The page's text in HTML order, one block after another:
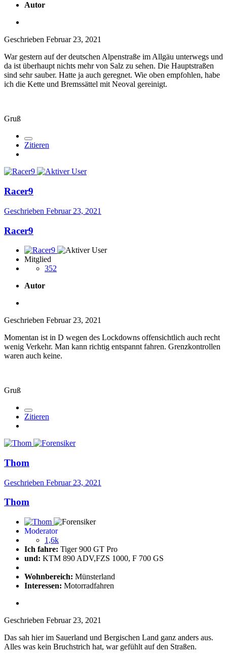
Autor
Geschrieben Februar 23, 2021
War gestern auf der deutschen Alpenstraße im Allgäu unterwegs und
da ist überhaupt nichts mehr von Salz zu sehen. Die Hauptstraßen
sind sehr sauber. Hatte ja auch geregnet. Wie oben empfohlen, habe
ich die Kette und Bremssättel mit Neoval gereinigt.
Gruß
Zitieren
Racer9
Geschrieben Februar 23, 2021
Racer9
Mitglied
352
Autor
Geschrieben Februar 23, 2021
Momentan ist in D wegen des Lockdowns offensichtlich auch recht
wenig Verkehr. Man kann richtig entspannt fahren. Grenzkontrollen
waren auch keine.
Gruß
Zitieren
Thom
Geschrieben Februar 23, 2021
Thom
Moderator
1,6k
Ich fahre: Tiger 900 GT Pro
und: KTM 890 ADV,FZS 1000, F 700 GS
Wohnbereich: Münsterland
Interessen: Motorradfahren
Geschrieben Februar 23, 2021
Das sah hier im Sauerland und Bergischen Land ganz anders aus.
Alles was kein Bruchstrich hat, war gefühlt auf den Straßen.